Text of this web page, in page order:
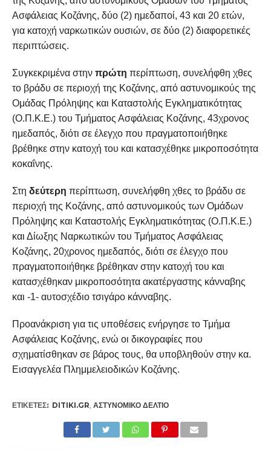
Ασφάλειας Κοζάνης, δύο (2) ημεδαποί, 43 και 20 ετών,
για κατοχή ναρκωτικών ουσιών, σε δύο (2) διαφορετικές
περιπτώσεις.
Συγκεκριμένα στην πρώτη περίπτωση, συνελήφθη χθες
το βράδυ σε περιοχή της Κοζάνης, από αστυνομικούς της
Ομάδας Πρόληψης και Καταστολής Εγκληματικότητας
(Ο.Π.Κ.Ε.) του Τμήματος Ασφάλειας Κοζάνης, 43χρονος
ημεδαπός, διότι σε έλεγχο που πραγματοποιήθηκε
βρέθηκε στην κατοχή του και κατασχέθηκε μικροποσότητα
κοκαΐνης.
Στη δεύτερη περίπτωση, συνελήφθη χθες το βράδυ σε
περιοχή της Κοζάνης, από αστυνομικούς των Ομάδων
Πρόληψης και Καταστολής Εγκληματικότητας (Ο.Π.Κ.Ε.)
και Δίωξης Ναρκωτικών του Τμήματος Ασφάλειας
Κοζάνης, 20χρονος ημεδαπός, διότι σε έλεγχο που
πραγματοποιήθηκε βρέθηκαν στην κατοχή του και
κατασχέθηκαν μικροποσότητα ακατέργαστης κάνναβης
και -1- αυτοσχέδιο τσιγάρο κάνναβης.
Προανάκριση για τις υποθέσεις ενήργησε το Τμήμα
Ασφάλειας Κοζάνης, ενώ οι δικογραφίες που
σχηματίσθηκαν σε βάρος τους, θα υποβληθούν στην κα.
Εισαγγελέα Πλημμελειοδικών Κοζάνης.
ΕΤΙΚΕΤΕΣ: DITIKI.GR ΑΣΤΥΝΟΜΙΚΌ ΔΕΛΤΊΟ